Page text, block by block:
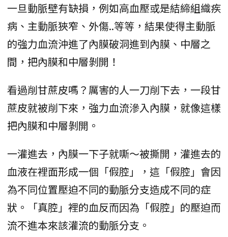
一旦動脈壁有缺損，例如高血壓或是結締組織疾
病、主動脈狹窄、外傷..等等，結果使得主動脈
的強力血流沖進了內膜破洞進到內膜、中層之
間，把內膜和中層剝開！
看過削甘蔗皮嗎？厲害的人一刀削下去，一段甘
蔗皮就被削下來，強力血流滲入內膜，就像這樣
把內膜和中層剝開。
一灌進去，內膜一下子就嘶～被撕開，灌進去的
血液在裡面形成一個「假腔」，這「假腔」會因
為不同位置壓迫不同的動脈分支造成不同的症
狀。「真腔」裡的血反而因為「假腔」的壓迫而
流不進本來該灌流的動脈分支。